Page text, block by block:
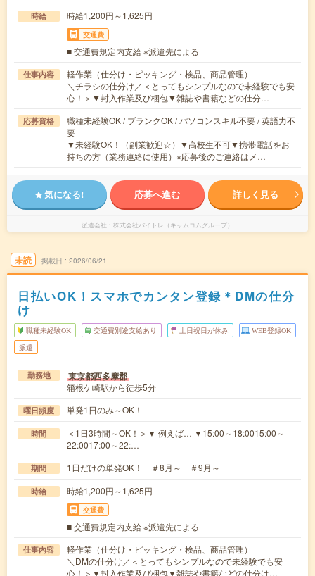
時給 時給1,200円～1,625円
交通費
■ 交通費規定内支給 ※派遣先による
仕事内容
軽作業（仕分け・ピッキング・検品、商品管理）
＼チラシの仕分け／＜とってもシンプルなので未経験でも安
心！＞▼封入作業及び梱包▼雑誌や書籍などの仕分…
応募資格
職種未経験OK / ブランクOK / パソコンスキル不要 / 英語力不
要
▼未経験OK！（副業歓迎☆）▼高校生不可▼携帯電話をお
持ちの方（業務連絡に使用）※応募後のご連絡はメ…
気になる! 応募へ進む 詳しく見る
派遣会社 株式会社バイトレ（キャムコムグループ）
未読 掲載日 2026/06/21
日払いOK！スマホでカンタン登録＊DMの仕分
け
職種未経験OK 交通費別途支給あり 土日祝日が休み WEB登録OK
派遣
勤務地 東京都西多摩郡
箱根ケ崎駅から徒歩5分
曜日頻度 単発1日のみ～OK！
時間
＜1日3時間～OK！＞▼ 例えば… ▼15:00～18:0015:00～
22:0017:00～22:…
期間 1日だけの単発OK！ ＃8月～ ＃9月～
時給 時給1,200円～1,625円
交通費
■ 交通費規定内支給 ※派遣先による
仕事内容
軽作業（仕分け・ピッキング・検品、商品管理）
＼DMの仕分け／＜とってもシンプルなので未経験でも安
心！＞▼封入作業及び梱包▼雑誌や書籍などの仕分け…